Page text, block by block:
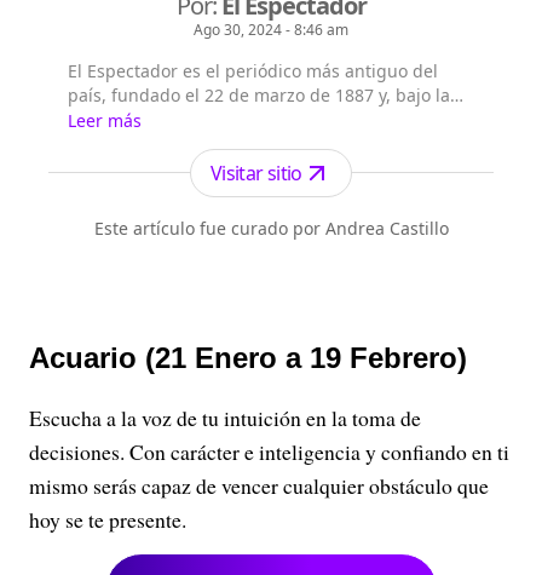
Ago 30, 2024 - 8:46 am
El Espectador es el periódico más antiguo del
país, fundado el 22 de marzo de 1887 y, bajo la
dirección de Fidel Cano, es considerado uno de
los periódicos más serios y profesionales por su
independencia, credibilidad y objetividad.
Leer más
Visitar sitio
Este artículo fue curado por Andrea Castillo
Acuario (21 Enero a 19 Febrero)
Escucha a la voz de tu intuición en la toma de
decisiones. Con carácter e inteligencia y confiando en ti
mismo serás capaz de vencer cualquier obstáculo que
hoy se te presente.